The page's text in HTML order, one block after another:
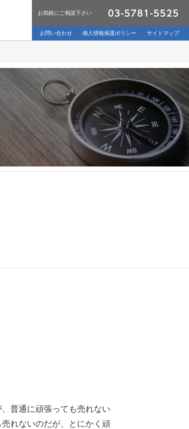
お気軽にご相談下さい
お問い合わせ 個人情報保護ポリシー サイトマップ
普通に頑張っても売れない
れないのだが、とにかく頑